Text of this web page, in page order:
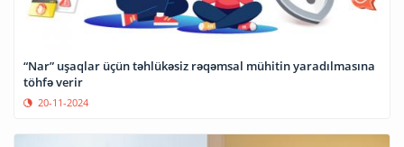
“Nar” uşaqlar üçün təhlükəsiz rəqəmsal mühitin yaradılmasına
töhfə verir
20-11-2024